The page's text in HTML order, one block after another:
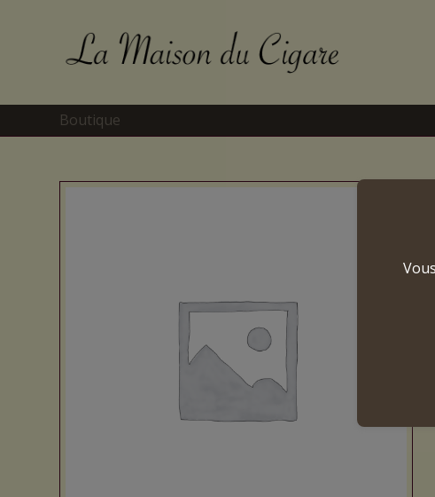
Boutique